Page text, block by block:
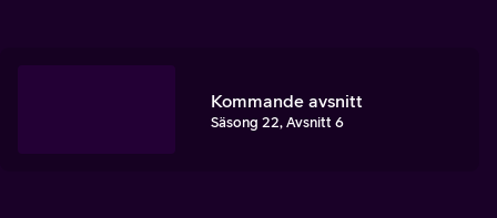
Kommande avsnitt
Säsong 22, Avsnitt 6